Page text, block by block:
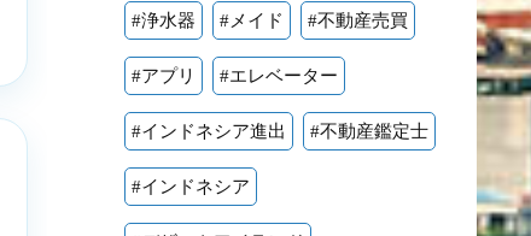
#浄水器 #メイド #不動産売買
#アプリ #エレベーター
#インドネシア進出 #不動産鑑定士
#インドネシア